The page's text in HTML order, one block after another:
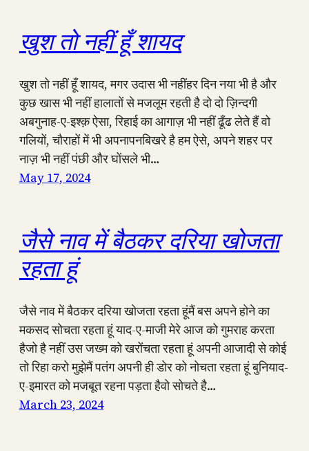
खुश तो नहीं हूँ शायद
खुश तो नहीं हूँ शायद, मगर उदास भी नहींहर दिन नया भी है और
कुछ खास भी नहीं हालातों से मजलूम रहती है दो दो ज़िन्दगी
अबगुनाह-ए-इश्क़ ऐसा, रिहाई का आगाज़ भी नहीं ढूँढ लेते हैं वो
गलियों, चौराहों में भी अपनापनबिखरे है हम ऐसे, अपने शहर पर
नाज़ भी नहीं पंछी और घोंसले भी…
May 17, 2024
जैसे नाव में बैठकर दरिया खोजता
रहता हूं
जैसे नाव में बैठकर दरिया खोजता रहता हूंमैं बस अपने होने का
मकसद सोचता रहता हूं याद-ए-माजी मेरे आज को गुमराह करता
हैजो है नहीं उस जख्म को खरोंचता रहता हूं अपनी आजादी से कोई
तो रिहा करो मुझेमैं पतंग अपनी ही डोर को नोचता रहता हूं बुनियाद-
ए-इमारत को मजबूत रहना पड़ता हैवो सोचते है…
March 23, 2024